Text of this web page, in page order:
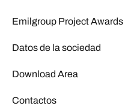
Emilgroup Project Awards
Datos de la sociedad
Download Area
Contactos